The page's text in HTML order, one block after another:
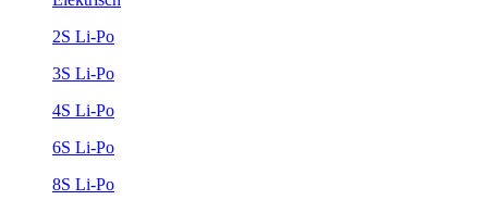
2S Li-Po
3S Li-Po
4S Li-Po
6S Li-Po
8S Li-Po